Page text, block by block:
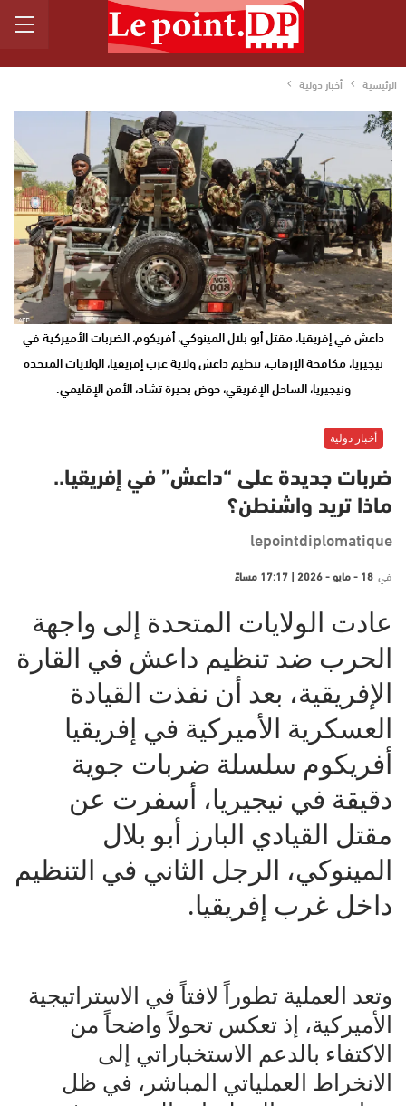
الرئيسية أخبار دولية
داعش في إفريقيا، مقتل أبو بلال المينوكي، أفريكوم، الضربات الأميركية في
نيجيريا، مكافحة الإرهاب، تنظيم داعش ولاية غرب إفريقيا، الولايات المتحدة
ونيجيريا، الساحل الإفريقي، حوض بحيرة تشاد، الأمن الإقليمي.
أخبار دولية
ضربات جديدة على “داعش” في إفريقيا..
ماذا تريد واشنطن؟
lepointdiplomatique
في 18 - مايو - 2026 | 17:17 مساءً
عادت الولايات المتحدة إلى واجهة
الحرب ضد تنظيم داعش في القارة
الإفريقية، بعد أن نفذت القيادة
العسكرية الأميركية في إفريقيا
أفريكوم سلسلة ضربات جوية
دقيقة في نيجيريا، أسفرت عن
مقتل القيادي البارز أبو بلال
المينوكي، الرجل الثاني في التنظيم
داخل غرب إفريقيا.
وتعد العملية تطوراً لافتاً في الاستراتيجية
الأميركية، إذ تعكس تحولاً واضحاً من
الاكتفاء بالدعم الاستخباراتي إلى
الانخراط العملياتي المباشر، في ظل